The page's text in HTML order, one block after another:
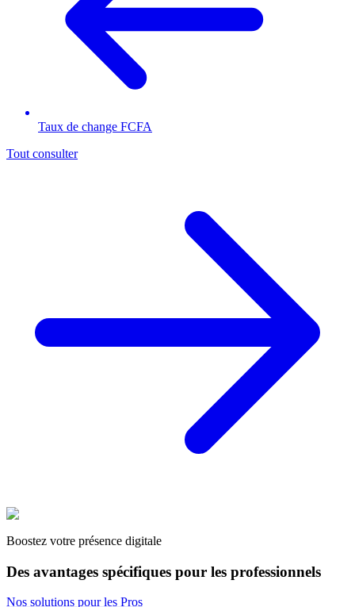
Taux de change FCFA
Tout consulter
Boostez votre présence digitale
Des avantages spécifiques pour les professionnels
Nos solutions pour les Pros